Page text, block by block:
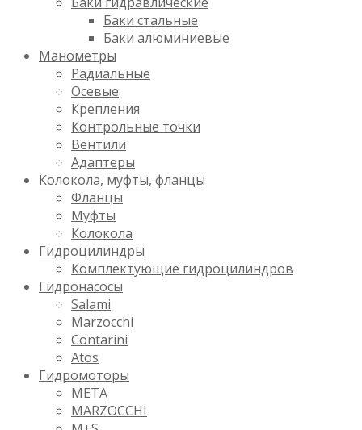
Баки стальные
Баки алюминиевые
Манометры
Радиальные
Осевые
Крепления
Контрольные точки
Вентили
Адаптеры
Колокола, муфты, фланцы
Фланцы
Муфты
Колокола
Гидроцилиндры
Комплектующие гидроцилиндров
Гидронасосы
Salami
Marzocchi
Contarini
Atos
Гидромоторы
META
MARZOCCHI